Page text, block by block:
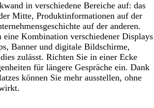
in verschiedene Bereiche auf: das
Mitte, Produktinformationen auf der
auf der anderen.
eine Kombination verschiedener Displays
Banner und digitale Bildschirme,
zulässt. Richten Sie in einer Ecke
für längere Gespräche ein. Dank
können Sie mehr ausstellen, ohne